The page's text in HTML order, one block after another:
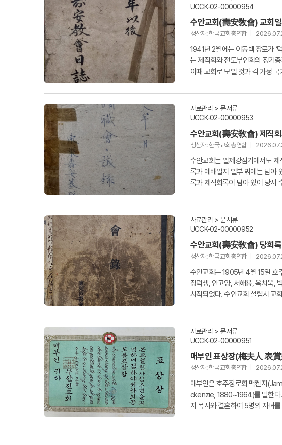
UCCK-02-00000954
수안교회(壽安敎會) 교회
생산자: 한국교회총연합
1941년 2월에는 이동백 장로가
는 제직회와 전도부인회의 정기
이때 교회로 모일 것과 각 가정
사료관리 > 문서류
UCCK-02-00000953
수안교회(壽安敎會) 제직
생산자: 한국교회총연합
수안교회는 일제강점기에서도
록과 예배일지 일부 밖에는 남아
록과 제직회록이 남아 있어 당시
사료관리 > 문서류
UCCK-02-00000952
수안교회(壽安敎會) 당회
생산자: 한국교회총연합
수안교회는 1905년 4월 15일 호
정덕생, 안고양, 서해용, 옥치욱,
시작되었다. 수안교회 설립시 교
사료관리 > 문서류
UCCK-02-00000951
매부인 표상장(梅夫人 表
생산자: 한국교회총연합
매부인은 호주장로회 맥켄지
ckenzie, 1880~1964)를 말한다.
지 목사와 결혼하여 5명의 자녀